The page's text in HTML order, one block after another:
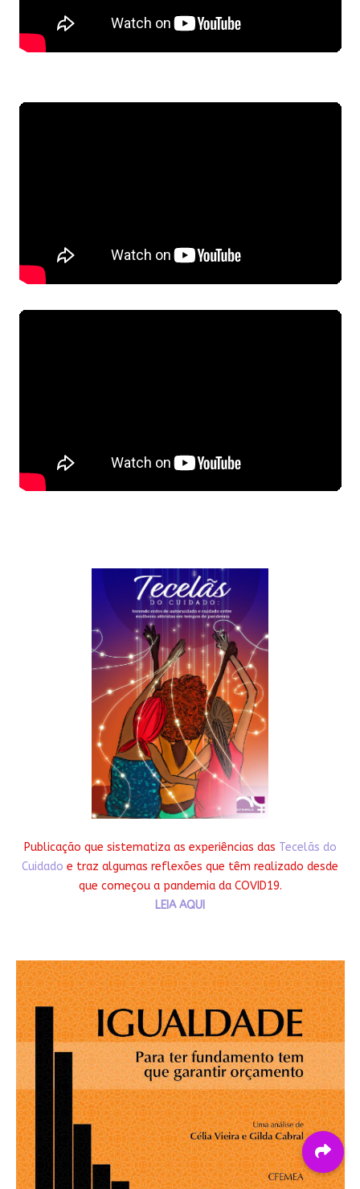
Publicação que sistematiza as experiências das Tecelãs do
Cuidado e traz algumas reflexões que têm realizado desde
que começou a pandemia da COVID19.
LEIA AQUI